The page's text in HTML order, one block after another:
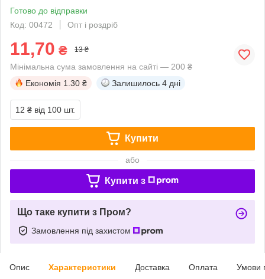
Готово до відправки
Код: 00472
Опт і роздріб
11,70 ₴ 13 ₴
Мінімальна сума замовлення на сайті — 200 ₴
Економія 1.30 ₴ Залишилось 4 дні
12 ₴ від 100 шт.
Купити
або
Купити з
Що таке купити з Пром?
Замовлення під захистом
Опис Характеристики Доставка Оплата Умови